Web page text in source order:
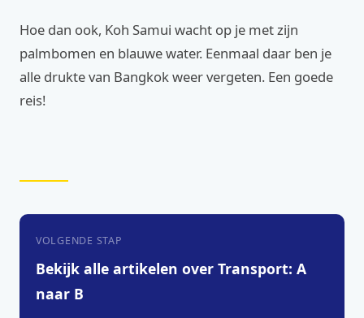
Hoe dan ook, Koh Samui wacht op je met zijn
palmbomen en blauwe water. Eenmaal daar ben je
alle drukte van Bangkok weer vergeten. Een goede
reis!
VOLGENDE STAP
Bekijk alle artikelen over Transport: A
naar B